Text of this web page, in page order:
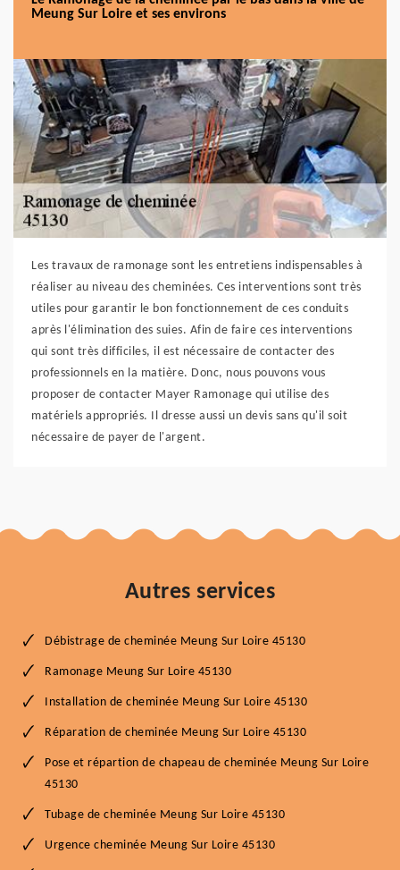
Meung Sur Loire et ses environs
Les travaux de ramonage sont les entretiens indispensables à
réaliser au niveau des cheminées. Ces interventions sont très
utiles pour garantir le bon fonctionnement de ces conduits
après l'élimination des suies. Afin de faire ces interventions
qui sont très difficiles, il est nécessaire de contacter des
professionnels en la matière. Donc, nous pouvons vous
proposer de contacter Mayer Ramonage qui utilise des
matériels appropriés. Il dresse aussi un devis sans qu'il soit
nécessaire de payer de l'argent.
Autres services
Débistrage de cheminée Meung Sur Loire 45130
Ramonage Meung Sur Loire 45130
Installation de cheminée Meung Sur Loire 45130
Réparation de cheminée Meung Sur Loire 45130
Pose et répartion de chapeau de cheminée Meung Sur Loire
45130
Tubage de cheminée Meung Sur Loire 45130
Urgence cheminée Meung Sur Loire 45130